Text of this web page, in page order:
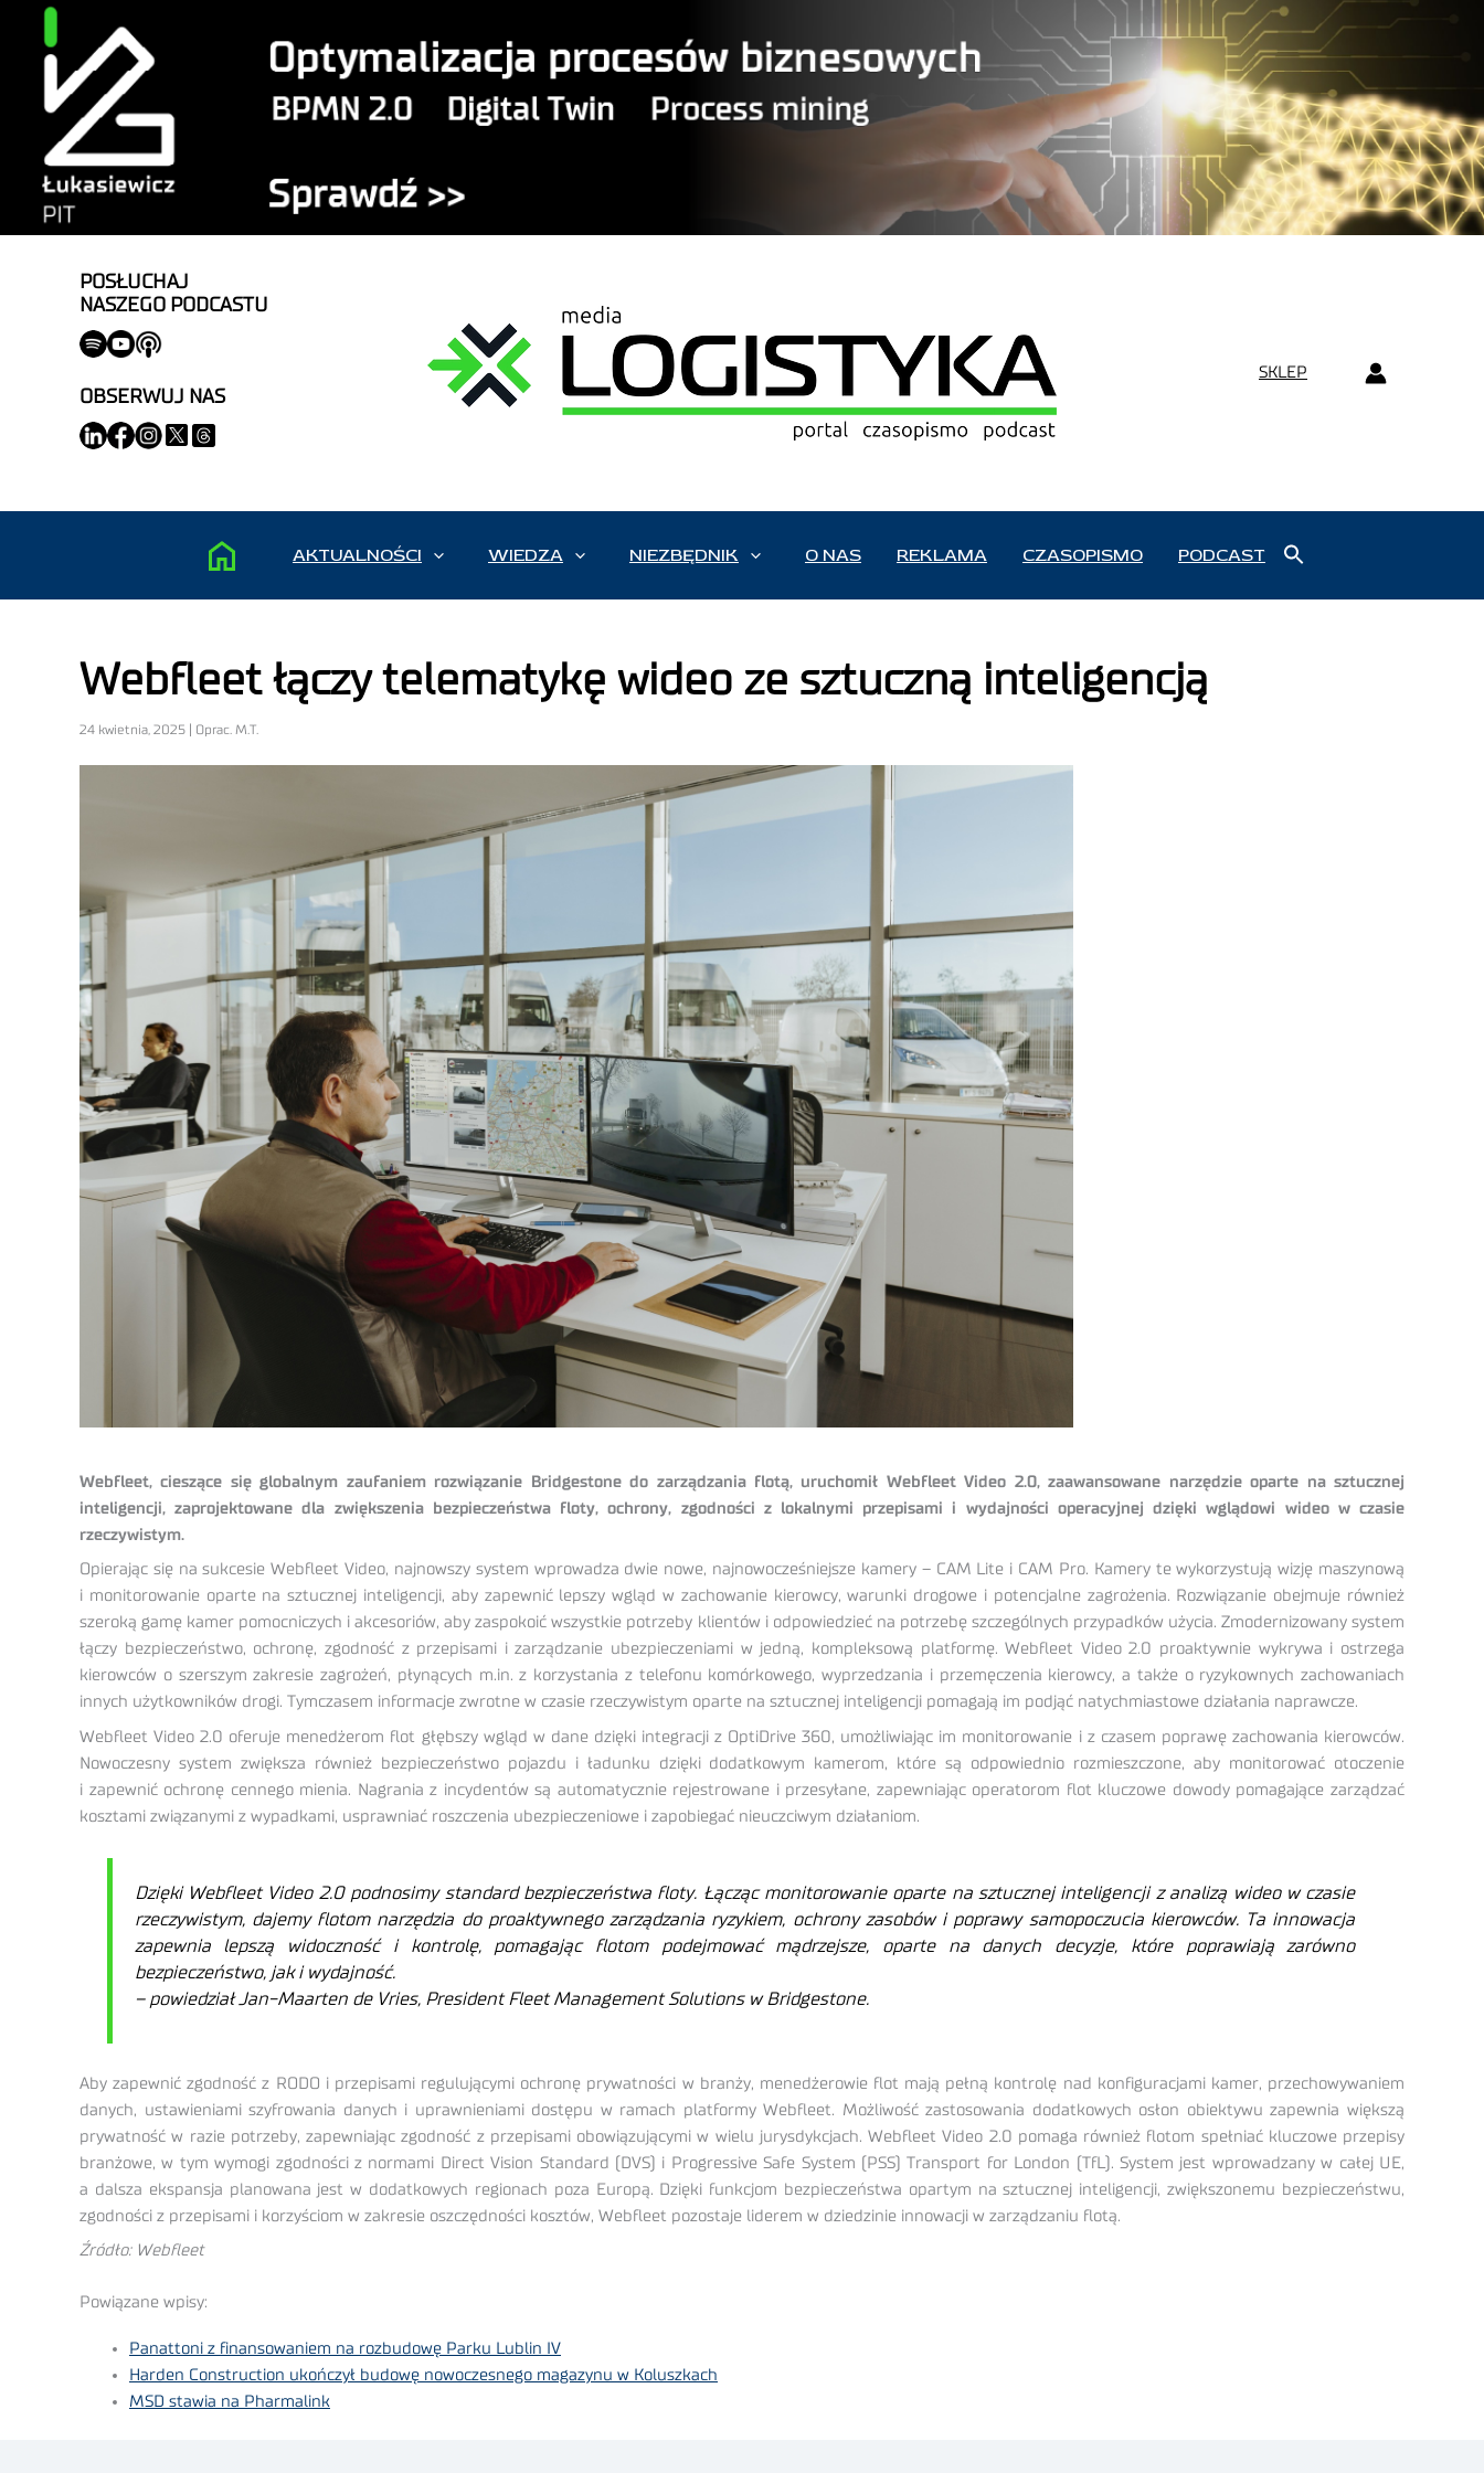
POSŁUCHAJ
NASZEGO PODCASTU
OBSERWUJ NAS
SKLEP
AKTUALNOŚCI WIEDZA NIEZBĘDNIK O NAS REKLAMA CZASOPISMO PODCAST
Webfleet łączy telematykę wideo ze sztuczną inteligencją
24 kwietnia, 2025 | Oprac. M.T.
Webfleet, cieszące się globalnym zaufaniem rozwiązanie Bridgestone do zarządzania flotą, uruchomił Webfleet Video 2.0, zaawansowane narzędzie oparte na sztucznej
inteligencji, zaprojektowane dla zwiększenia bezpieczeństwa floty, ochrony, zgodności z lokalnymi przepisami i wydajności operacyjnej dzięki wglądowi wideo w czasie
rzeczywistym.
Opierając się na sukcesie Webfleet Video, najnowszy system wprowadza dwie nowe, najnowocześniejsze kamery – CAM Lite i CAM Pro. Kamery te wykorzystują wizję maszynową
i monitorowanie oparte na sztucznej inteligencji, aby zapewnić lepszy wgląd w zachowanie kierowcy, warunki drogowe i potencjalne zagrożenia. Rozwiązanie obejmuje również
szeroką gamę kamer pomocniczych i akcesoriów, aby zaspokoić wszystkie potrzeby klientów i odpowiedzieć na potrzebę szczególnych przypadków użycia. Zmodernizowany system
łączy bezpieczeństwo, ochronę, zgodność z przepisami i zarządzanie ubezpieczeniami w jedną, kompleksową platformę. Webfleet Video 2.0 proaktywnie wykrywa i ostrzega
kierowców o szerszym zakresie zagrożeń, płynących m.in. z korzystania z telefonu komórkowego, wyprzedzania i przemęczenia kierowcy, a także o ryzykownych zachowaniach
innych użytkowników drogi. Tymczasem informacje zwrotne w czasie rzeczywistym oparte na sztucznej inteligencji pomagają im podjąć natychmiastowe działania naprawcze.
Webfleet Video 2.0 oferuje menedżerom flot głębszy wgląd w dane dzięki integracji z OptiDrive 360, umożliwiając im monitorowanie i z czasem poprawę zachowania kierowców.
Nowoczesny system zwiększa również bezpieczeństwo pojazdu i ładunku dzięki dodatkowym kamerom, które są odpowiednio rozmieszczone, aby monitorować otoczenie
i zapewnić ochronę cennego mienia. Nagrania z incydentów są automatycznie rejestrowane i przesyłane, zapewniając operatorom flot kluczowe dowody pomagające zarządzać
kosztami związanymi z wypadkami, usprawniać roszczenia ubezpieczeniowe i zapobiegać nieuczciwym działaniom.
Dzięki Webfleet Video 2.0 podnosimy standard bezpieczeństwa floty. Łącząc monitorowanie oparte na sztucznej inteligencji z analizą wideo w czasie
rzeczywistym, dajemy flotom narzędzia do proaktywnego zarządzania ryzykiem, ochrony zasobów i poprawy samopoczucia kierowców. Ta innowacja
zapewnia lepszą widoczność i kontrolę, pomagając flotom podejmować mądrzejsze, oparte na danych decyzje, które poprawiają zarówno
bezpieczeństwo, jak i wydajność.
– powiedział Jan-Maarten de Vries, President Fleet Management Solutions w Bridgestone.
Aby zapewnić zgodność z RODO i przepisami regulującymi ochronę prywatności w branży, menedżerowie flot mają pełną kontrolę nad konfiguracjami kamer, przechowywaniem
danych, ustawieniami szyfrowania danych i uprawnieniami dostępu w ramach platformy Webfleet. Możliwość zastosowania dodatkowych osłon obiektywu zapewnia większą
prywatność w razie potrzeby, zapewniając zgodność z przepisami obowiązującymi w wielu jurysdykcjach. Webfleet Video 2.0 pomaga również flotom spełniać kluczowe przepisy
branżowe, w tym wymogi zgodności z normami Direct Vision Standard (DVS) i Progressive Safe System (PSS) Transport for London (TfL). System jest wprowadzany w całej UE,
a dalsza ekspansja planowana jest w dodatkowych regionach poza Europą. Dzięki funkcjom bezpieczeństwa opartym na sztucznej inteligencji, zwiększonemu bezpieczeństwu,
zgodności z przepisami i korzyściom w zakresie oszczędności kosztów, Webfleet pozostaje liderem w dziedzinie innowacji w zarządzaniu flotą.
Źródło: Webfleet
Powiązane wpisy:
Panattoni z finansowaniem na rozbudowę Parku Lublin IV
Harden Construction ukończył budowę nowoczesnego magazynu w Koluszkach
MSD stawia na Pharmalink